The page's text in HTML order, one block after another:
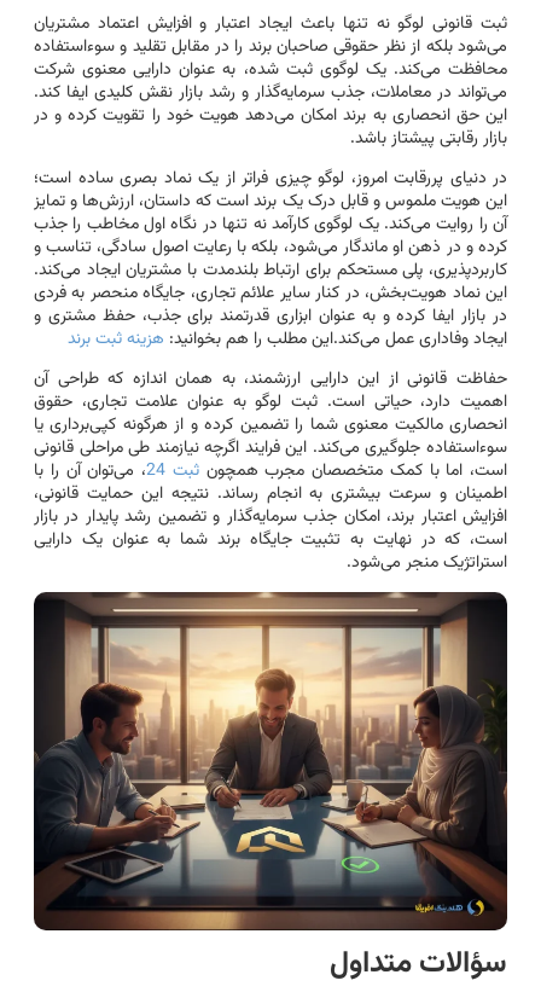
ثبت قانونی لوگو نه تنها باعث ایجاد اعتبار و افزایش اعتماد مشتریان
می‌شود بلکه از نظر حقوقی صاحبان برند را در مقابل تقلید و سوءاستفاده
محافظت می‌کند. یک لوگوی ثبت شده، به عنوان دارایی معنوی شرکت
می‌تواند در معاملات، جذب سرمایه‌گذار و رشد بازار نقش کلیدی ایفا کند.
این حق انحصاری به برند امکان می‌دهد هویت خود را تقویت کرده و در
بازار رقابتی پیشتاز باشد.
در دنیای پررقابت امروز، لوگو چیزی فراتر از یک نماد بصری ساده است؛
این هویت ملموس و قابل درک یک برند است که داستان، ارزش‌ها و تمایز
آن را روایت می‌کند. یک لوگوی کارآمد نه تنها در نگاه اول مخاطب را جذب
کرده و در ذهن او ماندگار می‌شود، بلکه با رعایت اصول سادگی، تناسب و
کاربردپذیری، پلی مستحکم برای ارتباط بلندمدت با مشتریان ایجاد می‌کند.
این نماد هویت‌بخش، در کنار سایر علائم تجاری، جایگاه منحصر به فردی
در بازار ایفا کرده و به عنوان ابزاری قدرتمند برای جذب، حفظ مشتری و
ایجاد وفاداری عمل می‌کند.این مطلب را هم بخوانید: هزینه ثبت برند
حفاظت قانونی از این دارایی ارزشمند، به همان اندازه که طراحی آن
اهمیت دارد، حیاتی است. ثبت لوگو به عنوان علامت تجاری، حقوق
انحصاری مالکیت معنوی شما را تضمین کرده و از هرگونه کپی‌برداری یا
سوءاستفاده جلوگیری می‌کند. این فرایند اگرچه نیازمند طی مراحلی قانونی
است، اما با کمک متخصصان مجرب همچونثبت 24
، می‌توان آن را با
اطمینان و سرعت بیشتری به انجام رساند. نتیجه این حمایت قانونی،
افزایش اعتبار برند، امکان جذب سرمایه‌گذار و تضمین رشد پایدار در بازار
است، که در نهایت به تثبیت جایگاه برند شما به عنوان یک دارایی
استراتژیک منجر می‌شود.
سؤالات متداول